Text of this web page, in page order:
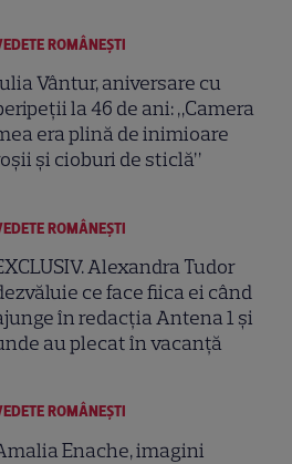
ROMÂNEŞTI
Vântur, aniversare cu
la 46 de ani: „Camera
era plină de inimioare
și cioburi de sticlă”
ROMÂNEŞTI
Alexandra Tudor
ce face fiica ei când
în redacția Antena 1 și
au plecat în vacanță
ROMÂNEŞTI
Enache, imagini